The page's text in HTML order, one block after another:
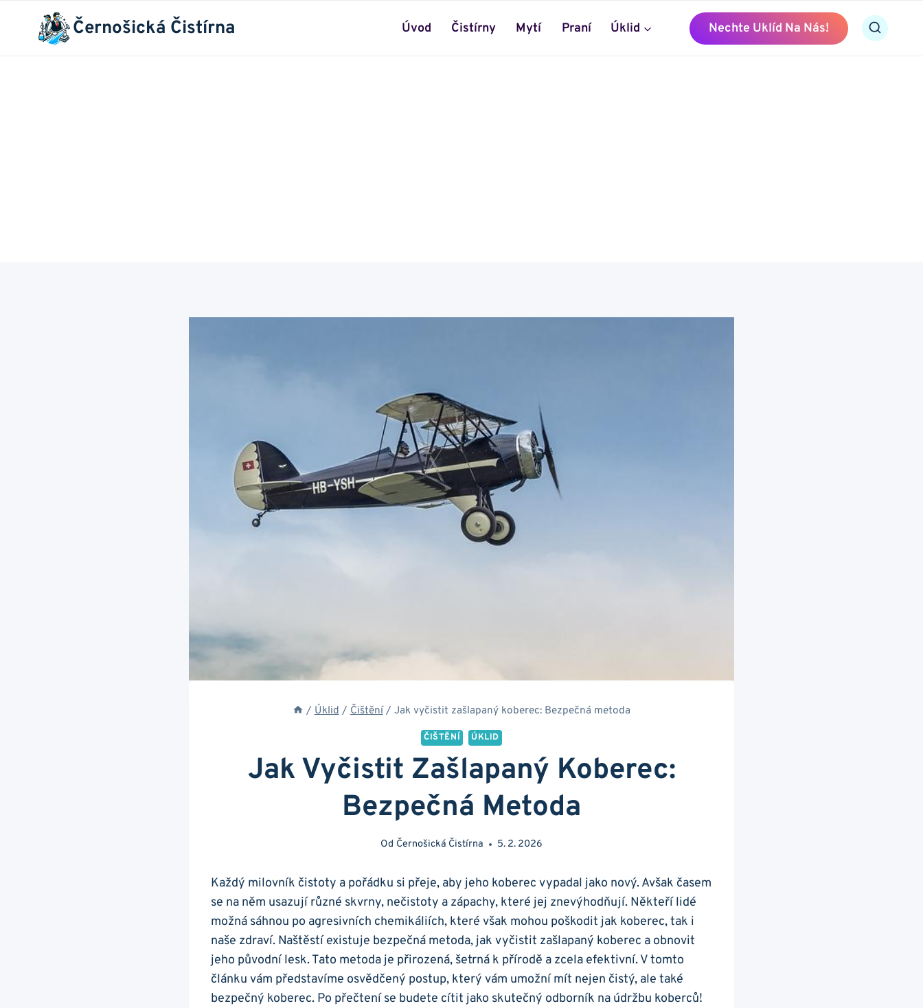
Černošická Čistírna Úvod Čistírny Mytí Praní Úklid Nechte Uklíd Na Nás!
/ Úklid / Čištění / Jak vyčistit zašlapaný koberec: Bezpečná metoda
ČIŠTĚNÍ ÚKLID
Jak Vyčistit Zašlapaný Koberec:
Bezpečná Metoda
Od Černošická Čistírna 5. 2. 2026
Každý milovník‍ čistoty a pořádku si přeje, aby jeho⁢ koberec vypadal jako nový.⁢ Avšak časem
se na něm​ usazují různé skvrny,⁢ nečistoty a zápachy, které⁤ jej ‍znevýhodňují. ‍Někteří⁢ lidé
možná ‍sáhnou⁤ po agresivních chemikáliích, které však mohou poškodit jak​ koberec, tak i
⁤naše⁣ zdraví. Naštěstí existuje bezpečná metoda, jak vyčistit zašlapaný koberec a obnovit
jeho původní lesk. Tato metoda je ⁢přirozená, šetrná ‍k přírodě a zcela efektivní. ⁢V tomto
článku vám představíme osvědčený postup, který vám umožní mít‍ nejen čistý, ale také
bezpečný ⁣koberec.‍ Po‍ přečtení se budete cítit jako ⁤skutečný odborník na údržbu koberců!